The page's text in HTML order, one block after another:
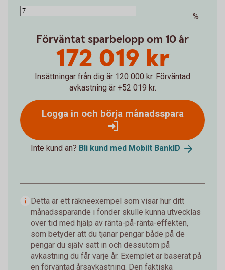
%
Förväntat sparbelopp om 10 år
172 019 kr
Insättningar från dig är 120 000 kr. Förväntad
avkastning är +52 019 kr.
Logga in och börja månadsspara
Inte kund än? Bli kund med Mobilt BankID
Detta är ett räkneexempel som visar hur ditt
månadssparande i fonder skulle kunna utvecklas
över tid med hjälp av ränta-på-ränta-effekten,
som betyder att du tjänar pengar både på de
pengar du själv satt in och dessutom på
avkastning du får varje år. Exemplet är baserat på
en förväntad årsavkastning. Den faktiska